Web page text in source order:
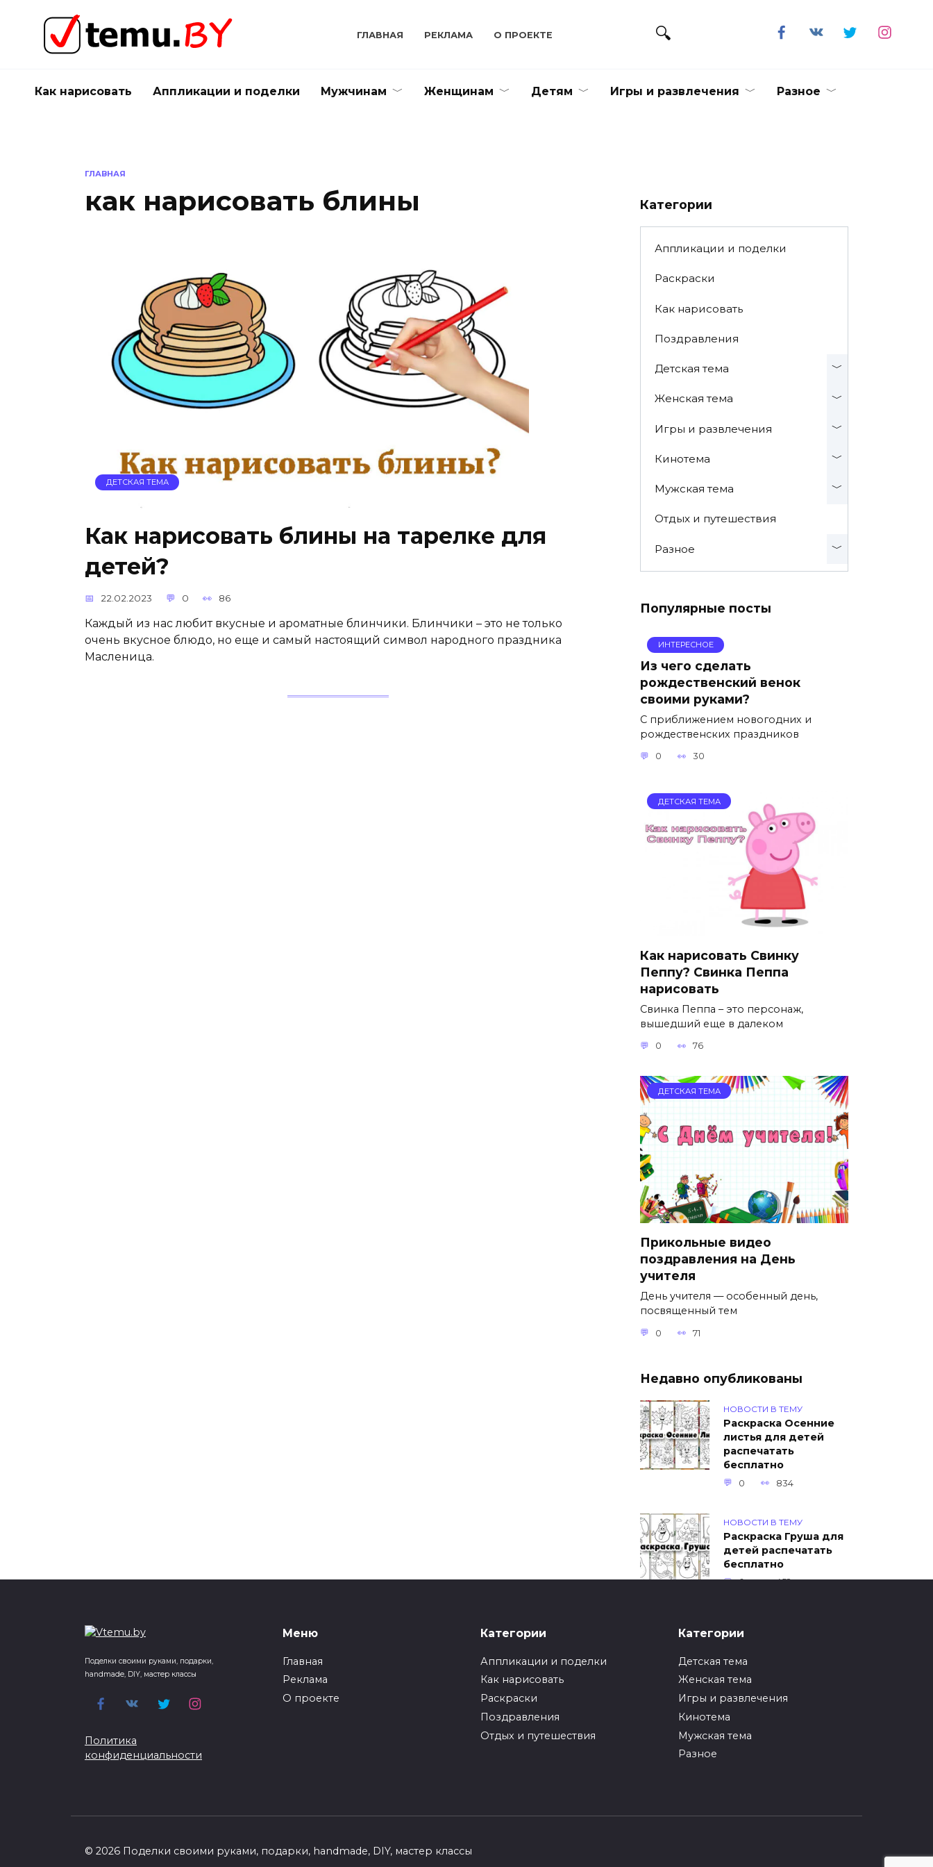
содержанию
ГЛАВНАЯ РЕКЛАМА О ПРОЕКТЕ
Как нарисовать Аппликации и поделки Мужчинам Женщинам Детям Игры и развлечения Разное
ГЛАВНАЯ
как нарисовать блины
ДЕТСКАЯ ТЕМА
Как нарисовать блины на тарелке для
детей?
22.02.2023 0 86
Каждый из нас любит вкусные и ароматные блинчики. Блинчики – это не только
очень вкусное блюдо, но еще и самый настоящий символ народного праздника
Масленица.
Категории
Аппликации и поделки
Раскраски
Как нарисовать
Поздравления
Детская тема
Женская тема
Игры и развлечения
Кинотема
Мужская тема
Отдых и путешествия
Разное
Популярные посты
ИНТЕРЕСНОЕ
Из чего сделать
рождественский венок
своими руками?
С приближением новогодних и
рождественских праздников
0 30
ДЕТСКАЯ ТЕМА
Как нарисовать Свинку
Пеппу? Свинка Пеппа
нарисовать
Свинка Пеппа – это персонаж,
вышедший еще в далеком
0 76
ДЕТСКАЯ ТЕМА
Прикольные видео
поздравления на День
учителя
День учителя — особенный день,
посвященный тем
0 71
Недавно опубликованы
НОВОСТИ В ТЕМУ
Раскраска Осенние
листья для детей
распечатать
бесплатно
0 834
НОВОСТИ В ТЕМУ
Раскраска Груша для
детей распечатать
бесплатно
0 452
Как упаковать вещи
0
Как вырастить ананас
из верхушки в
Поделки своими руками, подарки,
handmade, DIY, мастер классы
Политика
конфиденциальности
Меню
Главная
Реклама
О проекте
Категории
Аппликации и поделки
Как нарисовать
Раскраски
Поздравления
Отдых и путешествия
Категории
Детская тема
Женская тема
Игры и развлечения
Кинотема
Мужская тема
Разное
© 2026 Поделки своими руками, подарки, handmade, DIY, мастер классы